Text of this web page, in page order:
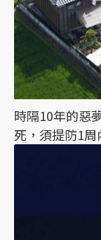
時隔10年的惡
死，須提防1